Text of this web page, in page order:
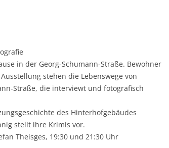
in der Georg-Schumann-Straße. Bewohner
stehen die Lebenswege von
Straße, die interviewt und fotografisch
des Hinterhofgebäudes
stellt ihre Krimis vor.
Theisges, 19:30 und 21:30 Uhr